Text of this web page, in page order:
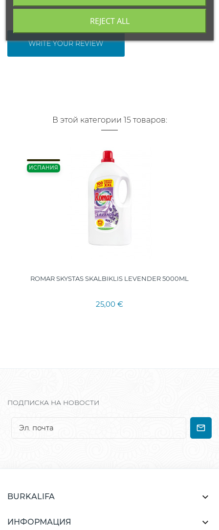
WRITE YOUR REVIEW
В этой категории 15 товаров:
ИСПАНИЯ
ROMAR SKYSTAS SKALBIKLIS LEVENDER 5000ML
25,00 €
ПОДПИСКА НА НОВОСТИ
BURKALIFA 
ИНФОРМАЦИЯ 
REJECT ALL